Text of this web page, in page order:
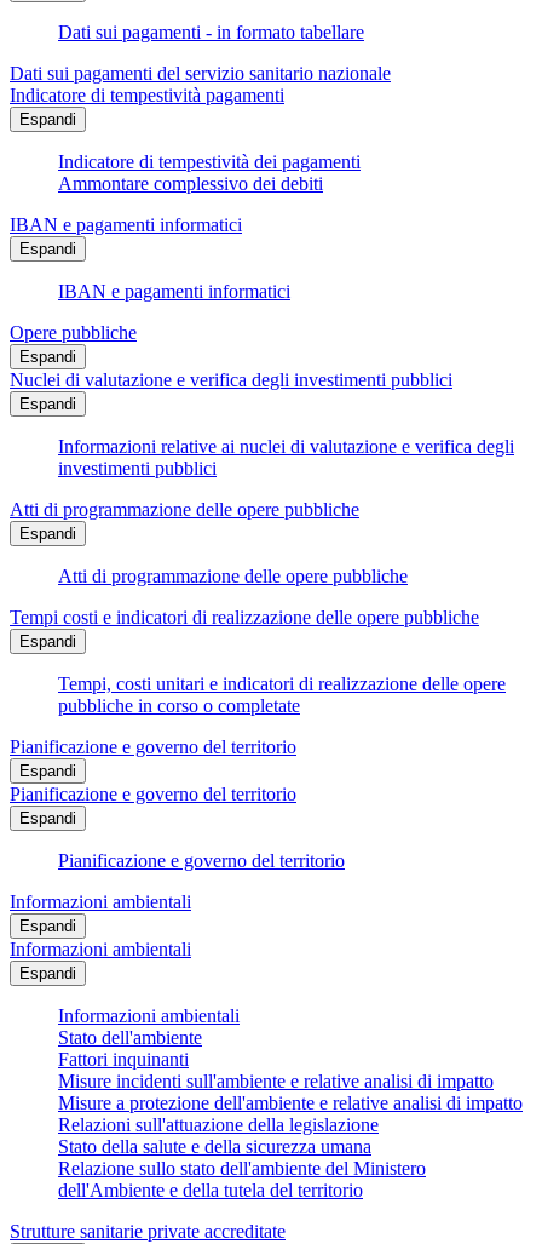
Dati sui pagamenti - in formato tabellare
Dati sui pagamenti del servizio sanitario nazionale
Indicatore di tempestività pagamenti
Espandi
Indicatore di tempestività dei pagamenti
Ammontare complessivo dei debiti
IBAN e pagamenti informatici
Espandi
IBAN e pagamenti informatici
Opere pubbliche
Espandi
Nuclei di valutazione e verifica degli investimenti pubblici
Espandi
Informazioni relative ai nuclei di valutazione e verifica degli
investimenti pubblici
Atti di programmazione delle opere pubbliche
Espandi
Atti di programmazione delle opere pubbliche
Tempi costi e indicatori di realizzazione delle opere pubbliche
Espandi
Tempi, costi unitari e indicatori di realizzazione delle opere
pubbliche in corso o completate
Pianificazione e governo del territorio
Espandi
Pianificazione e governo del territorio
Espandi
Pianificazione e governo del territorio
Informazioni ambientali
Espandi
Informazioni ambientali
Espandi
Informazioni ambientali
Stato dell'ambiente
Fattori inquinanti
Misure incidenti sull'ambiente e relative analisi di impatto
Misure a protezione dell'ambiente e relative analisi di impatto
Relazioni sull'attuazione della legislazione
Stato della salute e della sicurezza umana
Relazione sullo stato dell'ambiente del Ministero
dell'Ambiente e della tutela del territorio
Strutture sanitarie private accreditate